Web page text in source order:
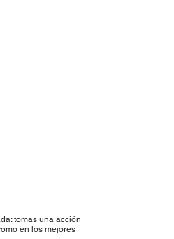
tomas una acción
en los mejores